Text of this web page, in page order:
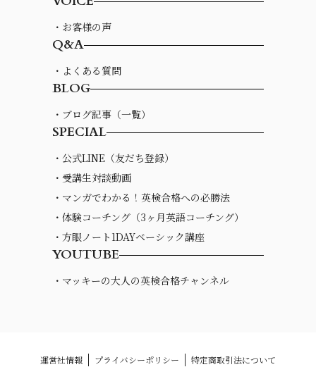
・お客様の声
Q&A
・よくある質問
BLOG
・ブログ記事（一覧）
SPECIAL
・公式LINE（友だち登録）
・受講生対談動画
・マンガでわかる！英検合格への必勝法
・体験コーチング（3ヶ月英語コーチング）
・方眼ノート1DAYベーシック講座
YOUTUBE
・マッキーの大人の英検合格チャンネル
運営社情報 プライバシーポリシー 特定商取引法について